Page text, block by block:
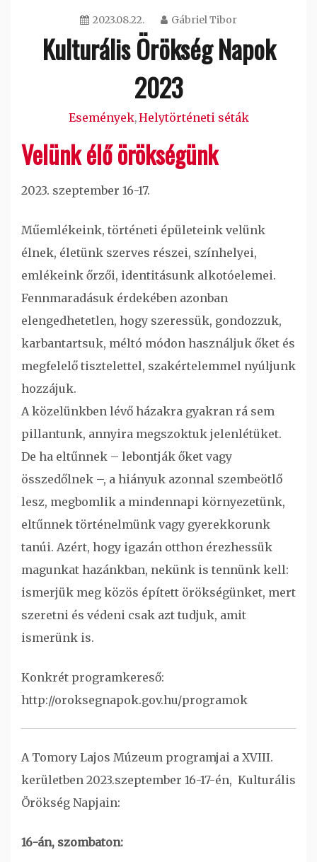
2023.08.22. Gábriel Tibor
Kulturális Örökség Napok
2023
Események,Helytörténeti séták
Velünk élő örökségünk
2023. szeptember 16-17.
Műemlékeink, történeti épületeink velünk
élnek, életünk szerves részei, színhelyei,
emlékeink őrzői, identitásunk alkotóelemei.
Fennmaradásuk érdekében azonban
elengedhetetlen, hogy szeressük, gondozzuk,
karbantartsuk, méltó módon használjuk őket és
megfelelő tisztelettel, szakértelemmel nyúljunk
hozzájuk.
A közelünkben lévő házakra gyakran rá sem
pillantunk, annyira megszoktuk jelenlétüket.
De ha eltűnnek – lebontják őket vagy
összedőlnek –, a hiányuk azonnal szembeötlő
lesz, megbomlik a mindennapi környezetünk,
eltűnnek történelmünk vagy gyerekkorunk
tanúi. Azért, hogy igazán otthon érezhessük
magunkat hazánkban, nekünk is tennünk kell:
ismerjük meg közös épített örökségünket, mert
szeretni és védeni csak azt tudjuk, amit
ismerünk is.
Konkrét programkereső:
http://oroksegnapok.gov.hu/programok
A Tomory Lajos Múzeum programjai a XVIII.
kerületben 2023.szeptember 16-17-én, Kulturális
Örökség Napjain:
16-án, szombaton: